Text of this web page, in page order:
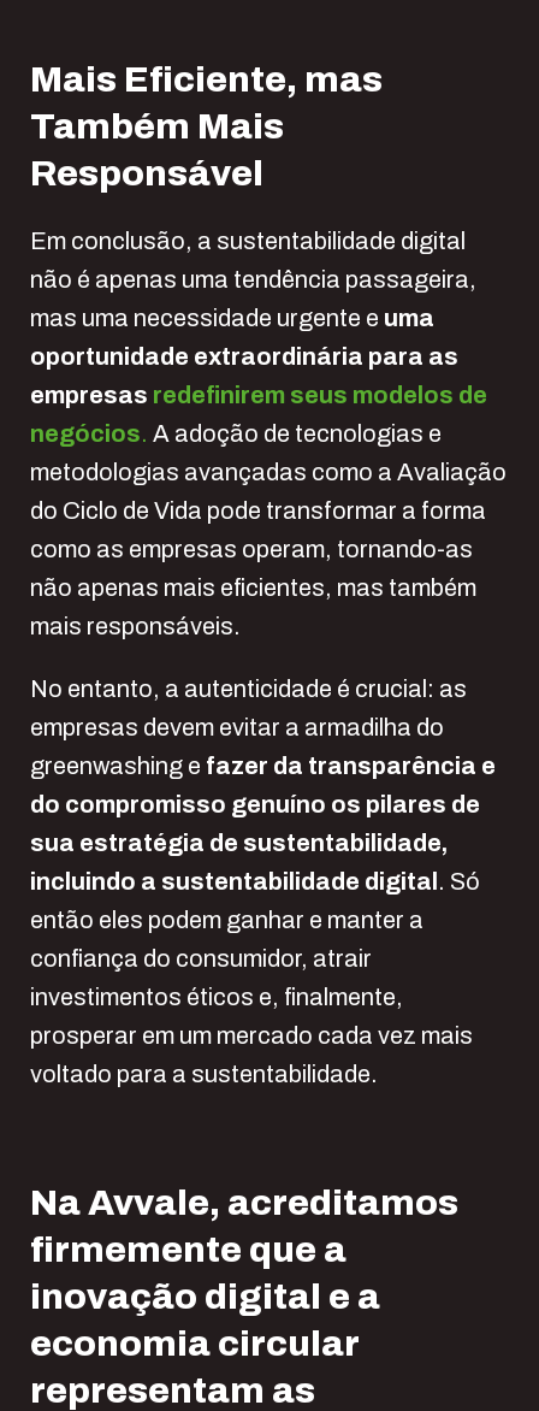
Mais Eficiente, mas
Também Mais
Responsável
Em conclusão, a sustentabilidade digital
não é apenas uma tendência passageira,
mas uma necessidade urgente e uma
oportunidade extraordinária para as
empresas redefinirem seus modelos de
negócios. A adoção de tecnologias e
metodologias avançadas como a Avaliação
do Ciclo de Vida pode transformar a forma
como as empresas operam, tornando-as
não apenas mais eficientes, mas também
mais responsáveis.
No entanto, a autenticidade é crucial: as
empresas devem evitar a armadilha do
greenwashing e fazer da transparência e
do compromisso genuíno os pilares de
sua estratégia de sustentabilidade,
incluindo a sustentabilidade digital. Só
então eles podem ganhar e manter a
confiança do consumidor, atrair
investimentos éticos e, finalmente,
prosperar em um mercado cada vez mais
voltado para a sustentabilidade.
Na Avvale, acreditamos
firmemente que a
inovação digital e a
economia circular
representam as